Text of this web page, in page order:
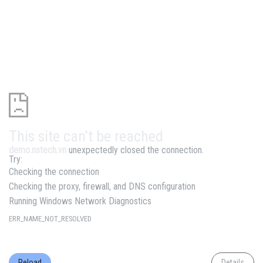
unexpectedly closed the connection.
Try:
Checking the connection
Checking the proxy, firewall, and DNS configuration
Running Windows Network Diagnostics
ERR_NAME_NOT_RESOLVED